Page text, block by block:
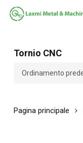
Salta
Tornio CNC
Pagina principale